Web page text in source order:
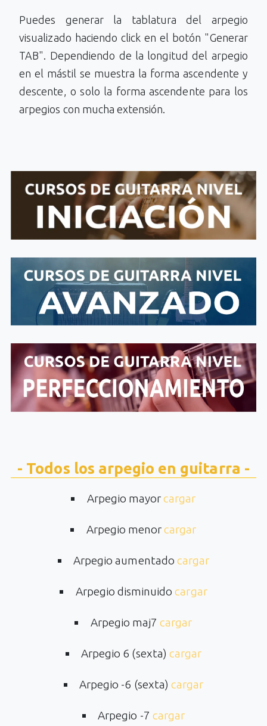
Puedes generar la tablatura del arpegio
visualizado haciendo click en el botón "Generar
TAB". Dependiendo de la longitud del arpegio
en el mástil se muestra la forma ascendente y
descente, o solo la forma ascendente para los
arpegios con mucha extensión.
- Todos los arpegio en guitarra -
Arpegio mayorcargar
Arpegio menorcargar
Arpegio aumentado cargar
Arpegio disminuidocargar
Arpegio maj7cargar
Arpegio 6 (sexta) cargar
Arpegio -6 (sexta) cargar
Arpegio -7 cargar